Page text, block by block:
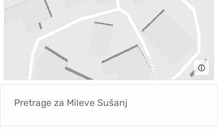
ⓘ
Pretrage za Mileve Sušanj